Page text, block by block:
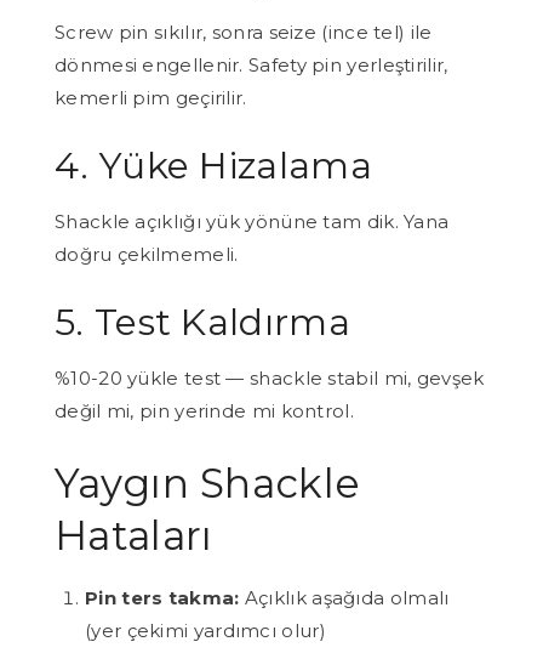
Screw pin sıkılır, sonra seize (ince tel) ile
dönmesi engellenir. Safety pin yerleştirilir,
kemerli pim geçirilir.
4. Yüke Hizalama
Shackle açıklığı yük yönüne tam dik. Yana
doğru çekilmemeli.
5. Test Kaldırma
%10-20 yükle test — shackle stabil mi, gevşek
değil mi, pin yerinde mi kontrol.
Yaygın Shackle
Hataları
Pin ters takma: Açıklık aşağıda olmalı
(yer çekimi yardımcı olur)